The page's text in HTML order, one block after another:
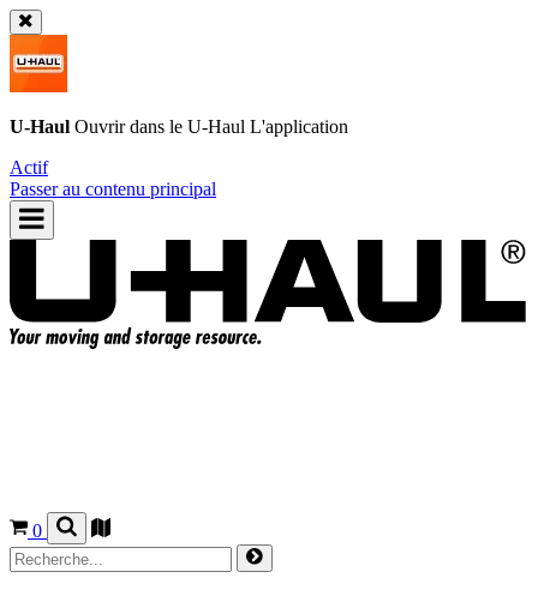
U-Haul Ouvrir dans le U-Haul L'application
Actif
Passer au contenu principal
0